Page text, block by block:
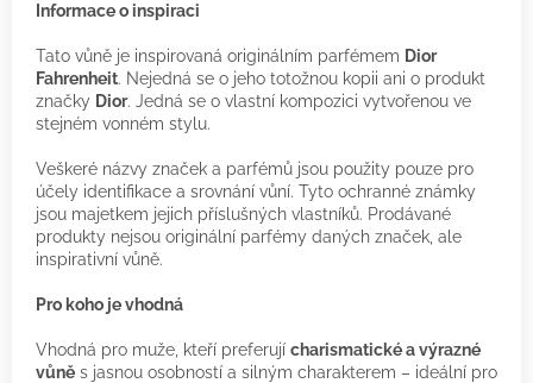
Informace o inspiraci
Tato vůně je inspirovaná originálním parfémem Dior
Fahrenheit. Nejedná se o jeho totožnou kopii ani o produkt
značky Dior. Jedná se o vlastní kompozici vytvořenou ve
stejném vonném stylu.
Veškeré názvy značek a parfémů jsou použity pouze pro
účely identifikace a srovnání vůní. Tyto ochranné známky
jsou majetkem jejich příslušných vlastníků. Prodávané
produkty nejsou originální parfémy daných značek, ale
inspirativní vůně.
Pro koho je vhodná
Vhodná pro muže, kteří preferují charismatické a výrazné
vůně s jasnou osobností a silným charakterem – ideální pro